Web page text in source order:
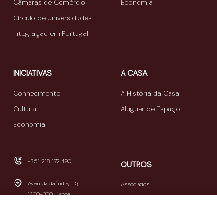
Câmaras de Comércio
Círculo de Universidades
Integração em Portugal
Economia
INICIATIVAS
Conhecimento
Cultura
Economia
A CASA
A História da Casa
Aluguer de Espaço
+351 218 172 490
Avenida da Índia, 110,
1300-300 Lisboa
OUTROS
Associados